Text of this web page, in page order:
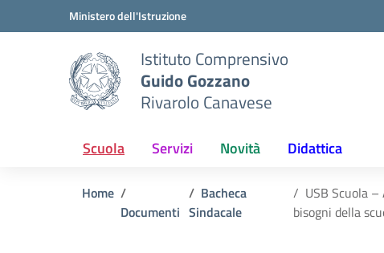
Vai ai contenuti
Vai al menu di navigazione
Ministero dell'Istruzione
Istituto Comprensivo
Guido Gozzano
Rivarolo Canavese
Scuola Servizi Novità Didattica
Home
Documenti
Bacheca
Sindacale
USB Scuola
bisogni della